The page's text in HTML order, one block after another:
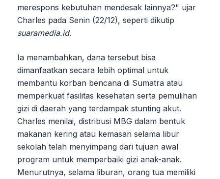
merespons kebutuhan mendesak lainnya?" ujar
Charles pada Senin (22/12), seperti dikutip
suaramedia.id.
Ia menambahkan, dana tersebut bisa
dimanfaatkan secara lebih optimal untuk
membantu korban bencana di Sumatra atau
memperkuat fasilitas kesehatan serta pemulihan
gizi di daerah yang terdampak stunting akut.
Charles menilai, distribusi MBG dalam bentuk
makanan kering atau kemasan selama libur
sekolah telah menyimpang dari tujuan awal
program untuk memperbaiki gizi anak-anak.
Menurutnya, selama liburan, orang tua memiliki